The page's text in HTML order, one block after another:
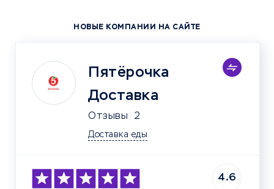
НОВЫЕ КОМПАНИИ НА САЙТЕ
Пятёрочка
Доставка
Отзывы 2
Доставка еды
4.6